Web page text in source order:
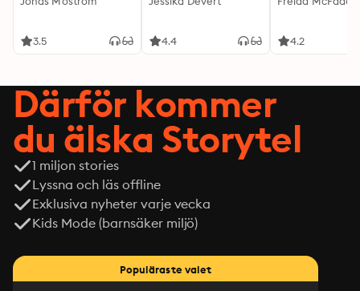
3.5 4.4 4.2
Därför kommer
du älska Storytel
1 miljon stories
Lyssna och läs offline
Exklusiva nyheter varje vecka
Kids Mode (barnsäker miljö)
Populäraste valet